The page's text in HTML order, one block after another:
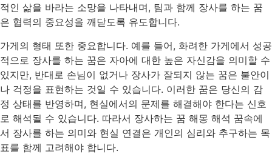
적인 삶을 바라는 소망을 나타내며, 팀과 함께 장사를 하는 꿈
은 협력의 중요성을 깨닫도록 유도합니다.
가게의 형태 또한 중요합니다. 예를 들어, 화려한 가게에서 성공
적으로 장사를 하는 꿈은 자아에 대한 높은 자신감을 의미할 수
있지만, 반대로 손님이 없거나 장사가 잘되지 않는 꿈은 불안이
나 걱정을 표현하는 것일 수 있습니다. 이러한 꿈은 당신의 감
정 상태를 반영하며, 현실에서의 문제를 해결해야 한다는 신호
로 해석될 수 있습니다. 따라서 장사하는 꿈 해몽 해석 꿈속에
서 장사를 하는 의미와 현실 연결은 개인의 심리와 추구하는 목
표를 함께 고려해야 합니다.